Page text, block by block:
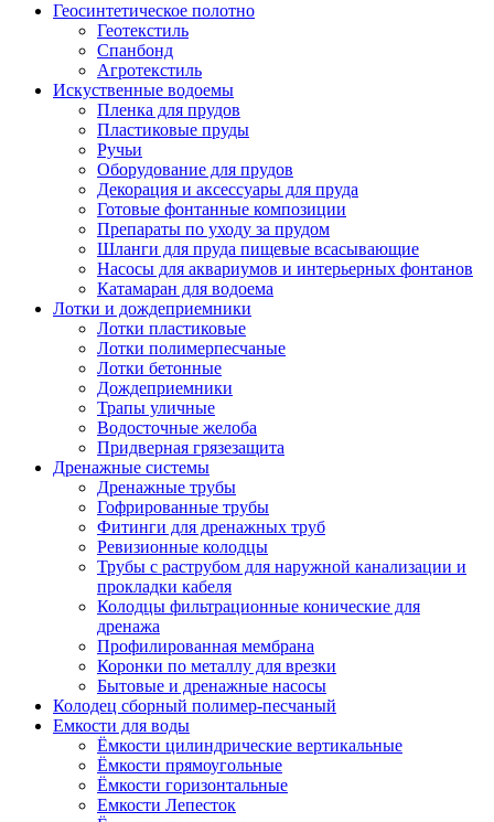
Геосинтетическое полотно
Геотекстиль
Спанбонд
Агротекстиль
Искуственные водоемы
Пленка для прудов
Пластиковые пруды
Ручьи
Оборудование для прудов
Декорация и аксессуары для пруда
Готовые фонтанные композиции
Препараты по уходу за прудом
Шланги для пруда пищевые всасывающие
Насосы для аквариумов и интерьерных фонтанов
Катамаран для водоема
Лотки и дождеприемники
Лотки пластиковые
Лотки полимерпесчаные
Лотки бетонные
Дождеприемники
Трапы уличные
Водосточные желоба
Придверная грязезащита
Дренажные системы
Дренажные трубы
Гофрированные трубы
Фитинги для дренажных труб
Ревизионные колодцы
Трубы с раструбом для наружной канализации и
прокладки кабеля
Колодцы фильтрационные конические для
дренажа
Профилированная мембрана
Коронки по металлу для врезки
Бытовые и дренажные насосы
Колодец сборный полимер-песчаный
Емкости для воды
Ёмкости цилиндрические вертикальные
Ёмкости прямоугольные
Ёмкости горизонтальные
Емкости Лепесток